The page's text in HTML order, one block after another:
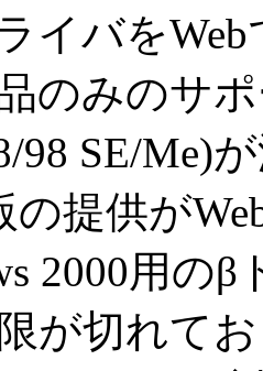
イバを
のみのサ
98 SE/Me)
の提供が
2000用の
が切れて